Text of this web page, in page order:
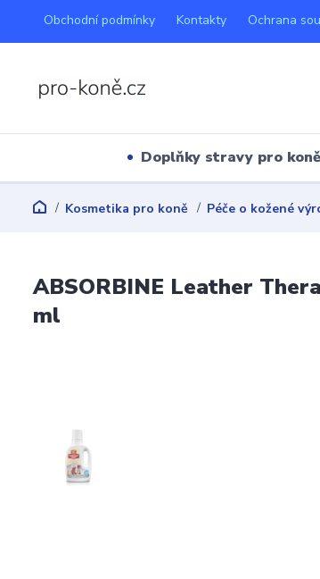
Obchodní podmínky Kontakty Ochrana
Doplňky stravy pro koně
Kosmetika pro koně Péče o kožené
ABSORBINE Leather
ml